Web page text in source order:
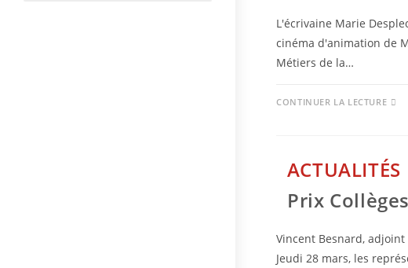
L'écrivaine Marie
cinéma d'animation de
Métiers de la…
CONTINUER LA LECTURE
ACTUALITÉS
Prix
Vincent Besnard,
Jeudi 28 mars, les